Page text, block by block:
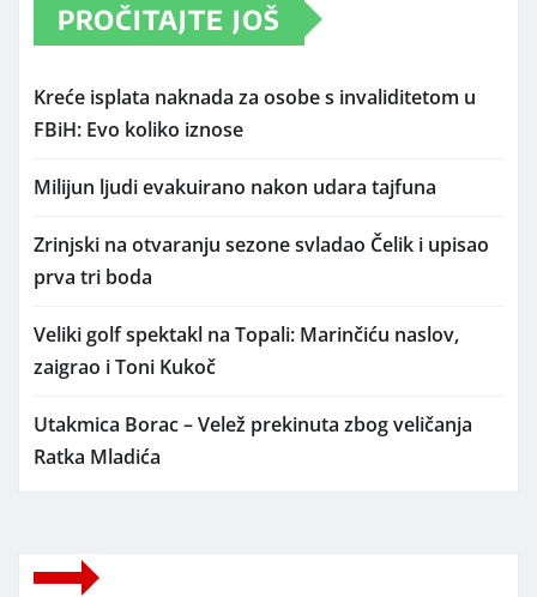
PROČITAJTE JOŠ
Kreće isplata naknada za osobe s invaliditetom u
FBiH: Evo koliko iznose
Milijun ljudi evakuirano nakon udara tajfuna
Zrinjski na otvaranju sezone svladao Čelik i upisao
prva tri boda
Veliki golf spektakl na Topali: Marinčiću naslov,
zaigrao i Toni Kukoč
Utakmica Borac – Velež prekinuta zbog veličanja
Ratka Mladića